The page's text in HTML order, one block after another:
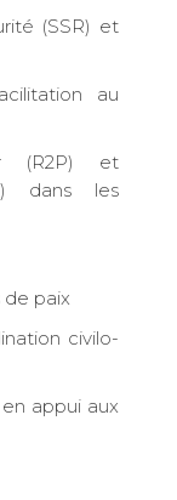
(SSR) et
au
(R2P) et
dans les
de paix
civilo-
appui aux